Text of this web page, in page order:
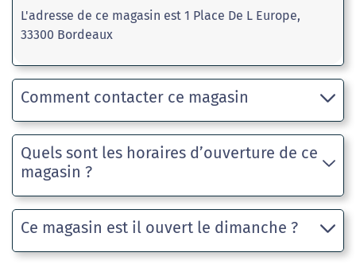
L'adresse de ce magasin est 1 Place De L Europe,
33300 Bordeaux
Comment contacter ce magasin
Quels sont les horaires d’ouverture de ce
magasin ?
Ce magasin est il ouvert le dimanche ?